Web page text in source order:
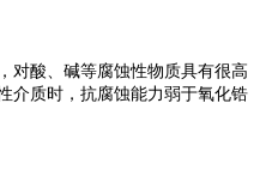
酸、碱等腐蚀性物质具有很高
介质时，抗腐蚀能力弱于氧化锆